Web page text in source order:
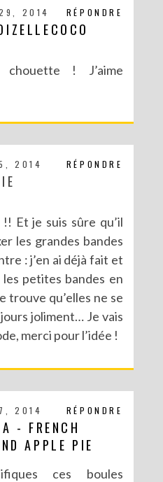
RÉPONDRE
2014
chouette ! J’aime
RÉPONDRE
2014
Et je suis sûre qu’il
les grandes bandes
: j’en ai déjà fait et
petites bandes en
trouve qu’elles ne se
joliment… Je vais
merci pour l’idée !
RÉPONDRE
2014
- FRENCH
APPLE PIE
ces boules